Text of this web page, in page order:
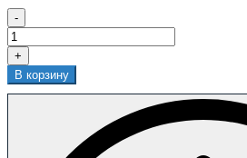
-
+
В корзину